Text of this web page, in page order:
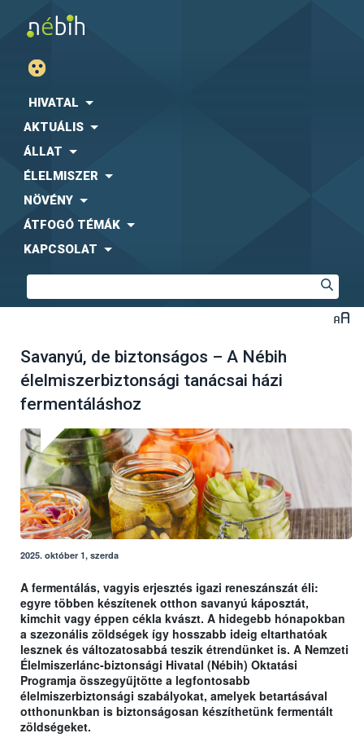
HIVATAL
AKTUÁLIS
ÁLLAT
ÉLELMISZER
NÖVÉNY
ÁTFOGÓ TÉMÁK
KAPCSOLAT
Savanyú, de biztonságos – A Nébih
élelmiszerbiztonsági tanácsai házi
fermentáláshoz
2025. október 1, szerda
A fermentálás, vagyis erjesztés igazi reneszánszát éli:
egyre többen készítenek otthon savanyú káposztát,
kimchit vagy éppen cékla kvászt. A hidegebb hónapokban
a szezonális zöldségek így hosszabb ideig eltarthatóak
lesznek és változatosabbá teszik étrendünket is. A Nemzeti
Élelmiszerlánc-biztonsági Hivatal (Nébih) Oktatási
Programja összegyűjtötte a legfontosabb
élelmiszerbiztonsági szabályokat, amelyek betartásával
otthonunkban is biztonságosan készíthetünk fermentált
zöldségeket.